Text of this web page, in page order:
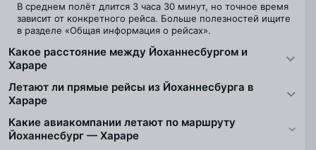
В среднем полёт длится 3 часа 30 минут, но точное время
зависит от конкретного рейса. Больше полезностей ищите
в разделе «Общая информация о рейсах».
Какое расстояние между Йоханнесбургом и
Хараре
Летают ли прямые рейсы из Йоханнесбурга в
Хараре
Какие авиакомпании летают по маршруту
Йоханнесбург — Хараре